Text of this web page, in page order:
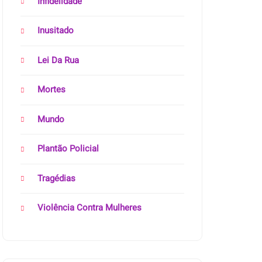
Inusitado
Lei Da Rua
Mortes
Mundo
Plantão Policial
Tragédias
Violência Contra Mulheres